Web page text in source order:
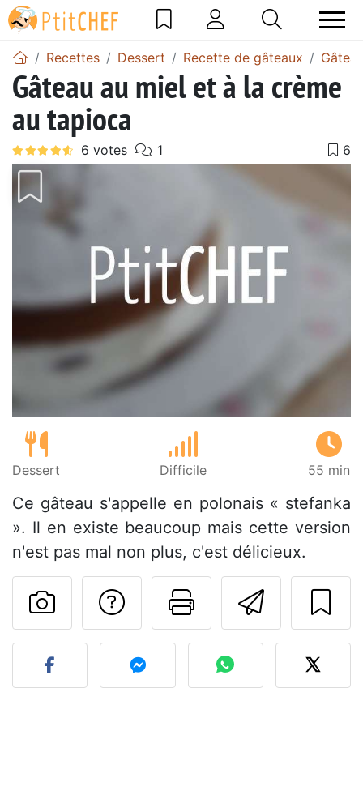
Recettes Dessert Recette de gâteaux
Gâteau au miel et à la crème
au tapioca
Dessert Difficile 55 min
Ce gâteau s'appelle en polonais « stefanka
». Il en existe beaucoup mais cette version
n'est pas mal non plus, c'est délicieux.
Imprimer
Poser une
Publier votre photo de